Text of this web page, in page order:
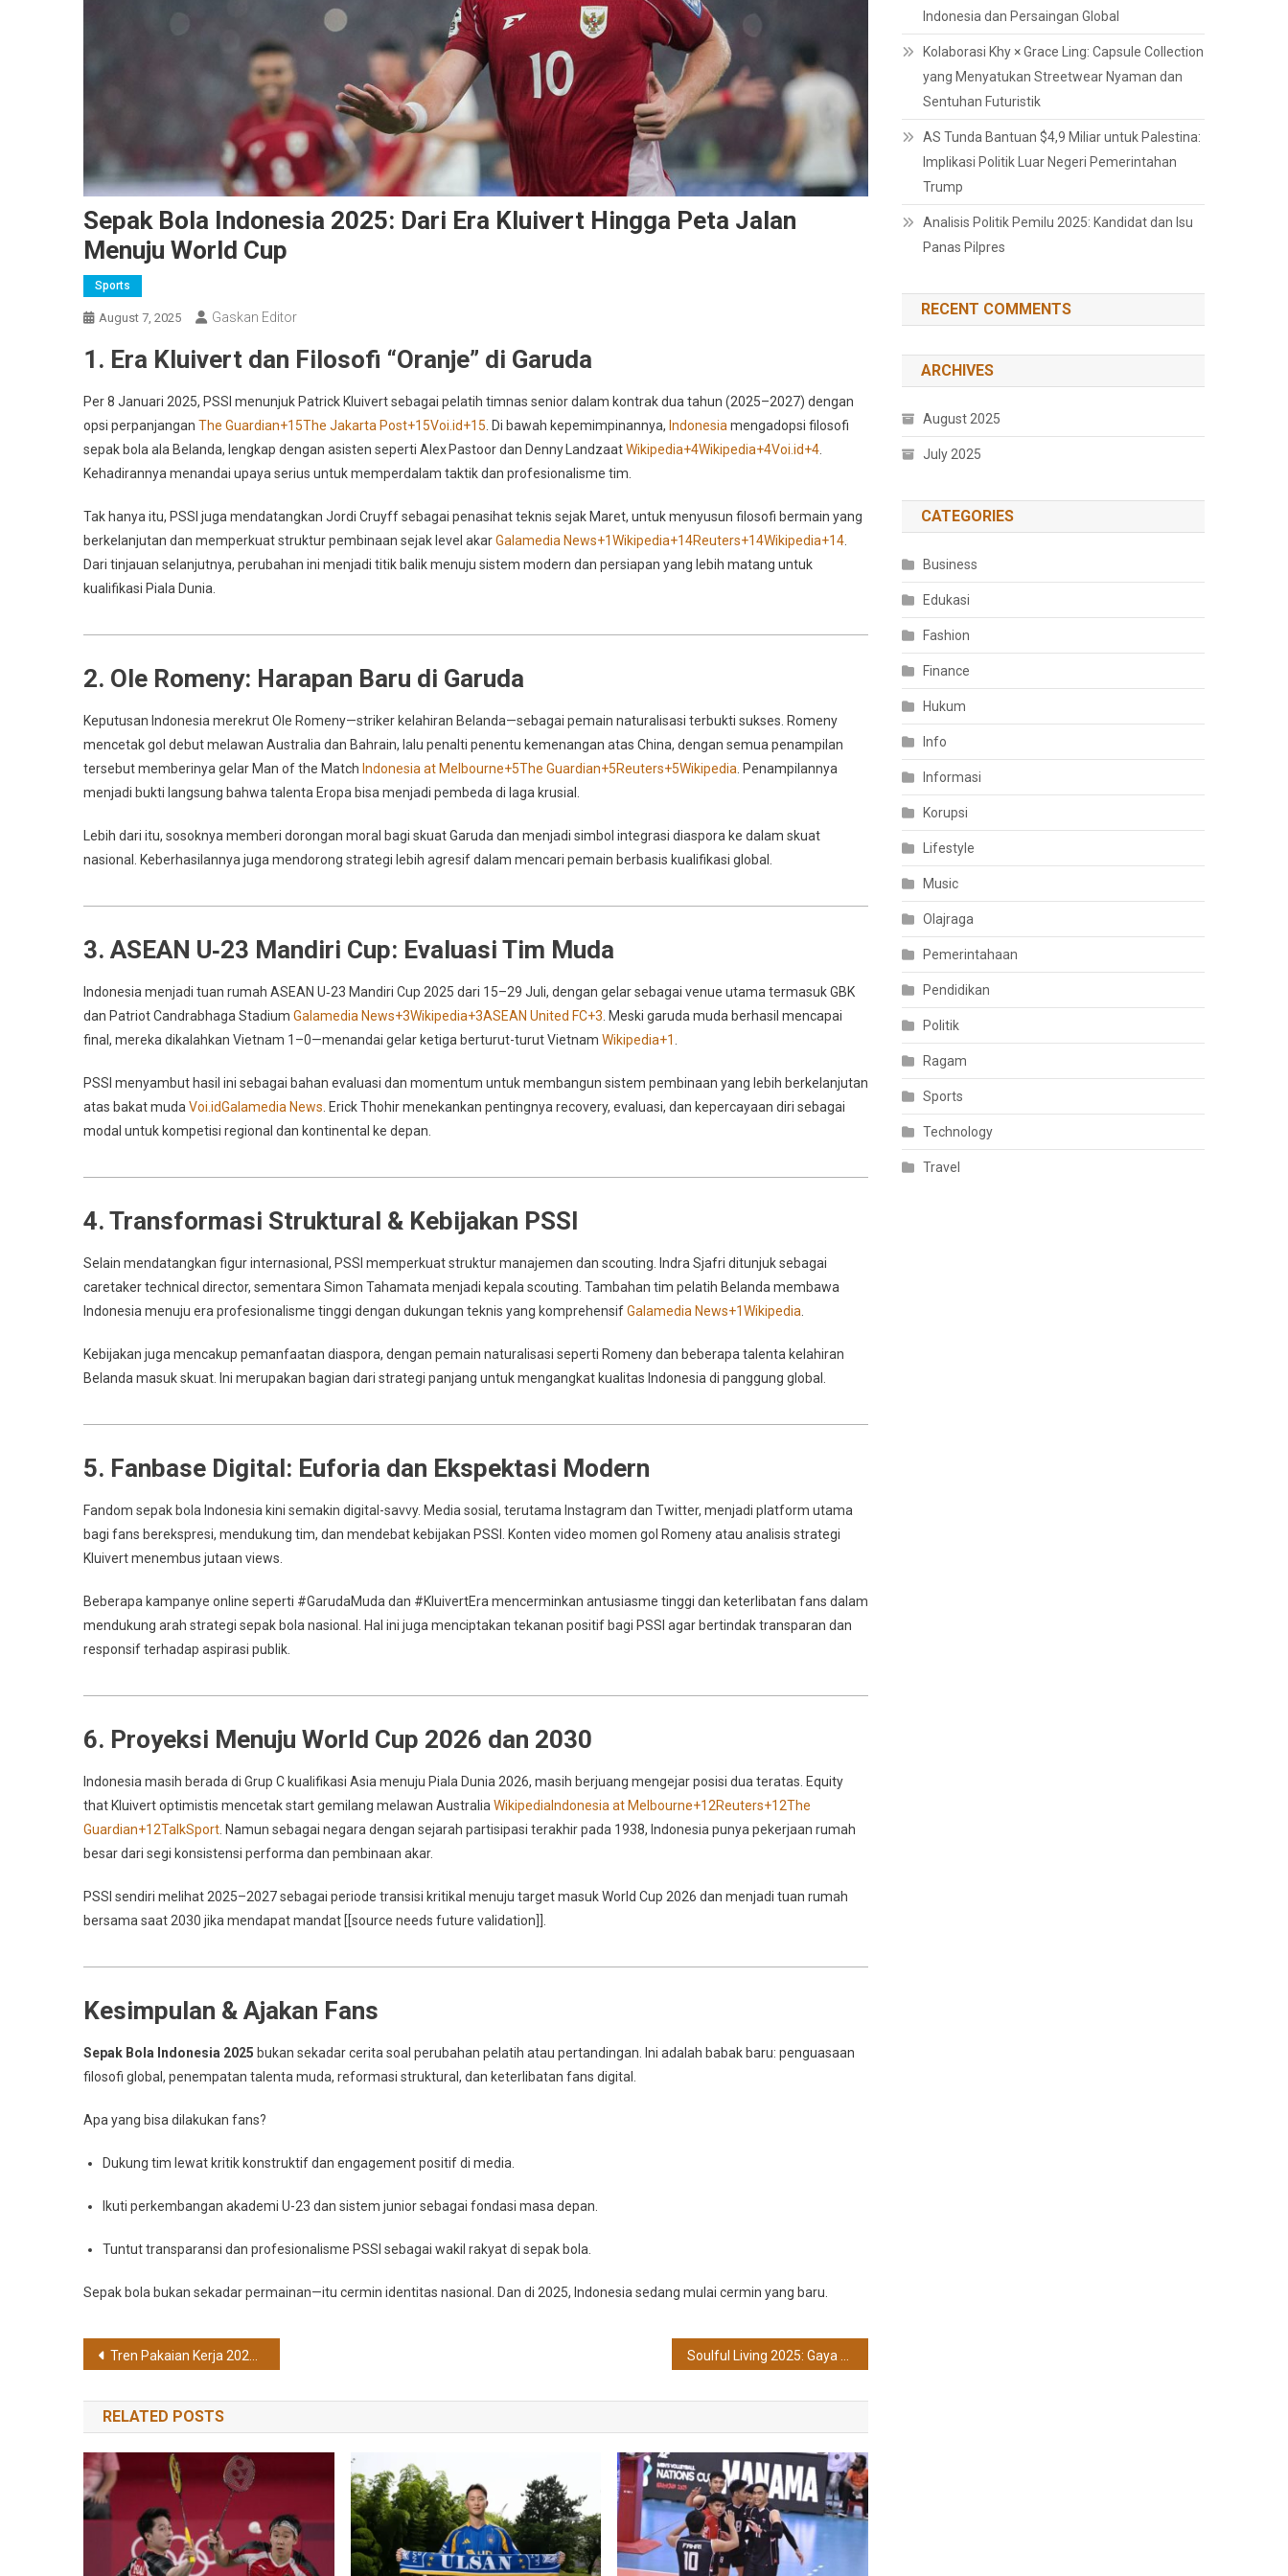
Sepak Bola Indonesia 2025: Dari Era Kluivert Hingga Peta Jalan
Menuju World Cup
Sports
August 7, 2025 Gaskan Editor
1. Era Kluivert dan Filosofi “Oranje” di Garuda
Per 8 Januari 2025, PSSI menunjuk Patrick Kluivert sebagai pelatih timnas senior dalam kontrak dua tahun (2025–2027) dengan
opsi perpanjangan The Guardian+15The Jakarta Post+15Voi.id+15 Di bawah kepemimpinannya, Indonesia mengadopsi filosofi
sepak bola ala Belanda, lengkap dengan asisten seperti Alex Pastoor dan Denny LandzaatWikipedia+4Wikipedia+4Voi.id+4
Kehadirannya menandai upaya serius untuk memperdalam taktik dan profesionalisme tim.
Tak hanya itu, PSSI juga mendatangkan Jordi Cruyff sebagai penasihat teknis sejak Maret, untuk menyusun filosofi bermain yang
berkelanjutan dan memperkuat struktur pembinaan sejak level akarGalamedia News+1Wikipedia+14Reuters+14Wikipedia+14
Dari tinjauan selanjutnya, perubahan ini menjadi titik balik menuju sistem modern dan persiapan yang lebih matang untuk
kualifikasi Piala Dunia.
2. Ole Romeny: Harapan Baru di Garuda
Keputusan Indonesia merekrut Ole Romeny—striker kelahiran Belanda—sebagai pemain naturalisasi terbukti sukses. Romeny
mencetak gol debut melawan Australia dan Bahrain, lalu penalti penentu kemenangan atas China, dengan semua penampilan
tersebut memberinya gelar Man of the Match Indonesia at Melbourne+5The Guardian+5Reuters+5Wikipedia Penampilannya
menjadi bukti langsung bahwa talenta Eropa bisa menjadi pembeda di laga krusial.
Lebih dari itu, sosoknya memberi dorongan moral bagi skuat Garuda dan menjadi simbol integrasi diaspora ke dalam skuat
nasional. Keberhasilannya juga mendorong strategi lebih agresif dalam mencari pemain berbasis kualifikasi global.
3. ASEAN U‑23 Mandiri Cup: Evaluasi Tim Muda
Indonesia menjadi tuan rumah ASEAN U‑23 Mandiri Cup 2025 dari 15–29 Juli, dengan gelar sebagai venue utama termasuk GBK
dan Patriot Candrabhaga Stadium Galamedia News+3Wikipedia+3ASEAN United FC+3 Meski garuda muda berhasil mencapai
final, mereka dikalahkan Vietnam 1–0—menandai gelar ketiga berturut-turut Vietnam Wikipedia+1
PSSI menyambut hasil ini sebagai bahan evaluasi dan momentum untuk membangun sistem pembinaan yang lebih berkelanjutan
atas bakat muda Voi.idGalamedia News Erick Thohir menekankan pentingnya recovery, evaluasi, dan kepercayaan diri sebagai
modal untuk kompetisi regional dan kontinental ke depan.
4. Transformasi Struktural & Kebijakan PSSI
Selain mendatangkan figur internasional, PSSI memperkuat struktur manajemen dan scouting. Indra Sjafri ditunjuk sebagai
caretaker technical director, sementara Simon Tahamata menjadi kepala scouting. Tambahan tim pelatih Belanda membawa
Indonesia menuju era profesionalisme tinggi dengan dukungan teknis yang komprehensifGalamedia News+1Wikipedia
Kebijakan juga mencakup pemanfaatan diaspora, dengan pemain naturalisasi seperti Romeny dan beberapa talenta kelahiran
Belanda masuk skuat. Ini merupakan bagian dari strategi panjang untuk mengangkat kualitas Indonesia di panggung global.
5. Fanbase Digital: Euforia dan Ekspektasi Modern
Fandom sepak bola Indonesia kini semakin digital-savvy. Media sosial, terutama Instagram dan Twitter, menjadi platform utama
bagi fans berekspresi, mendukung tim, dan mendebat kebijakan PSSI. Konten video momen gol Romeny atau analisis strategi
Kluivert menembus jutaan views.
Beberapa kampanye online seperti #GarudaMuda dan #KluivertEra mencerminkan antusiasme tinggi dan keterlibatan fans dalam
mendukung arah strategi sepak bola nasional. Hal ini juga menciptakan tekanan positif bagi PSSI agar bertindak transparan dan
responsif terhadap aspirasi publik.
6. Proyeksi Menuju World Cup 2026 dan 2030
Indonesia masih berada di Grup C kualifikasi Asia menuju Piala Dunia 2026, masih berjuang mengejar posisi dua teratas. Equity
that Kluivert optimistis mencetak start gemilang melawan Australia WikipediaIndonesia at Melbourne+12Reuters+12The
Guardian+12TalkSport . Namun sebagai negara dengan sejarah partisipasi terakhir pada 1938, Indonesia punya pekerjaan rumah
besar dari segi konsistensi performa dan pembinaan akar.
PSSI sendiri melihat 2025–2027 sebagai periode transisi kritikal menuju target masuk World Cup 2026 dan menjadi tuan rumah
bersama saat 2030 jika mendapat mandat [[source needs future validation]].
Kesimpulan & Ajakan Fans
Sepak Bola Indonesia 2025 bukan sekadar cerita soal perubahan pelatih atau pertandingan. Ini adalah babak baru: penguasaan
filosofi global, penempatan talenta muda, reformasi struktural, dan keterlibatan fans digital.
Apa yang bisa dilakukan fans?
Dukung tim lewat kritik konstruktif dan engagement positif di media.
Ikuti perkembangan akademi U-23 dan sistem junior sebagai fondasi masa depan.
Tuntut transparansi dan profesionalisme PSSI sebagai wakil rakyat di sepak bola.
Sepak bola bukan sekadar permainan—itu cermin identitas nasional. Dan di 2025, Indonesia sedang mulai cermin yang baru.
Post
navigation
Tren Pakaian Kerja 2025: Perpaduan Formal, Kasual, dan Ramah Lingkungan
RELATED POSTS
Indonesia dan Persaingan Global
Kolaborasi Khy × Grace Ling: Capsule Collection
yang Menyatukan Streetwear Nyaman dan
Sentuhan Futuristik
AS Tunda Bantuan $4,9 Miliar untuk Palestina:
Implikasi Politik Luar Negeri Pemerintahan
Trump
Analisis Politik Pemilu 2025: Kandidat dan Isu
Panas Pilpres
RECENT COMMENTS
ARCHIVES
August 2025
July 2025
CATEGORIES
Business
Edukasi
Fashion
Finance
Hukum
Info
Informasi
Korupsi
Lifestyle
Music
Olajraga
Pemerintahaan
Pendidikan
Politik
Ragam
Sports
Technology
Travel